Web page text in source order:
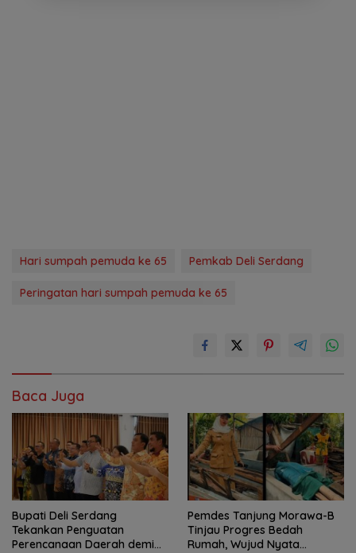
Hari sumpah pemuda ke 65 Pemkab Deli Serdang
Peringatan hari sumpah pemuda ke 65
Baca Juga
Bupati Deli Serdang
Tekankan Penguatan
Perencanaan Daerah demi
Pemdes Tanjung Morawa-B
Tinjau Progres Bedah
Rumah, Wujud Nyata